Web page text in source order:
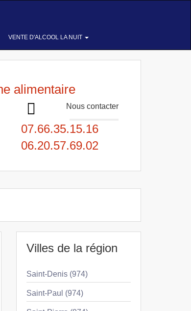
VENTE D'ALCOOL LA NUIT
alimentaire
Nous contacter
07.66.35.15.16
06.20.57.69.02
Villes de la région
Saint-Denis (974)
Saint-Paul (974)